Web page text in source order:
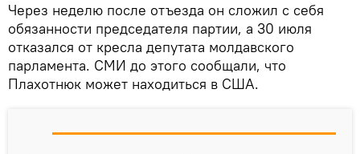
Через неделю после отъезда он сложил с себя
обязанности председателя партии, а 30 июля
отказался от кресла депутата молдавского
парламента. СМИ до этого сообщали, что
Плахотнюк может находиться в США.